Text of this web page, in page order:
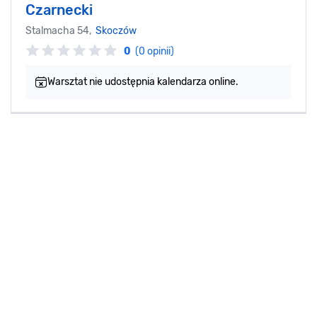
Czarnecki
Stalmacha 54, Skoczów
0 (0 opinii)
Warsztat nie udostępnia kalendarza online.